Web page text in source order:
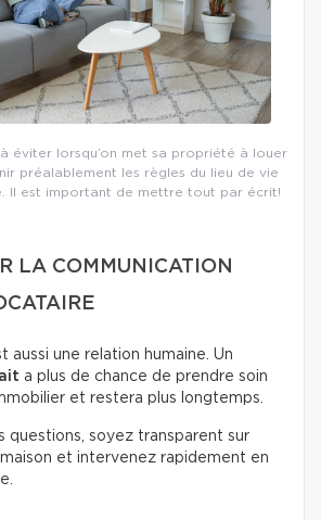
éviter lorsqu’on met sa propriété à louer
préalablement les règles du lieu de vie
Il est important de mettre tout par écrit!
LA COMMUNICATION
aussi une relation humaine. Un
a plus de chance de prendre soin
et restera plus longtemps.
questions, soyez transparent sur
maison et intervenez rapidement en